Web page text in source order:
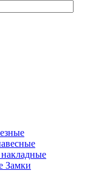
Замки